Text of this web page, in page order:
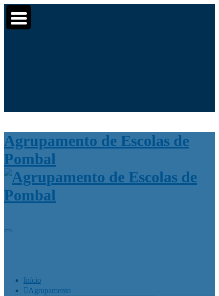
Agrupamento de Escolas de
Pombal
Início
Agrupamento